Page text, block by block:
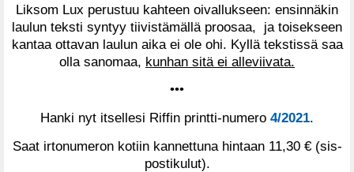
Liksom Lux perustuu kahteen oivallukseen: ensinnäkin
laulun teksti syntyy tiivistämällä proosaa, ja toisekseen
kantaa ottavan laulun aika ei ole ohi. Kyllä tekstissä saa
olla sanomaa, kunhan sitä ei alleviivata.
•••
Hanki nyt itsellesi Riffin printti-numero 4/2021.
Saat irtonumeron kotiin kannettuna hintaan 11,30 € (sis-
postikulut).